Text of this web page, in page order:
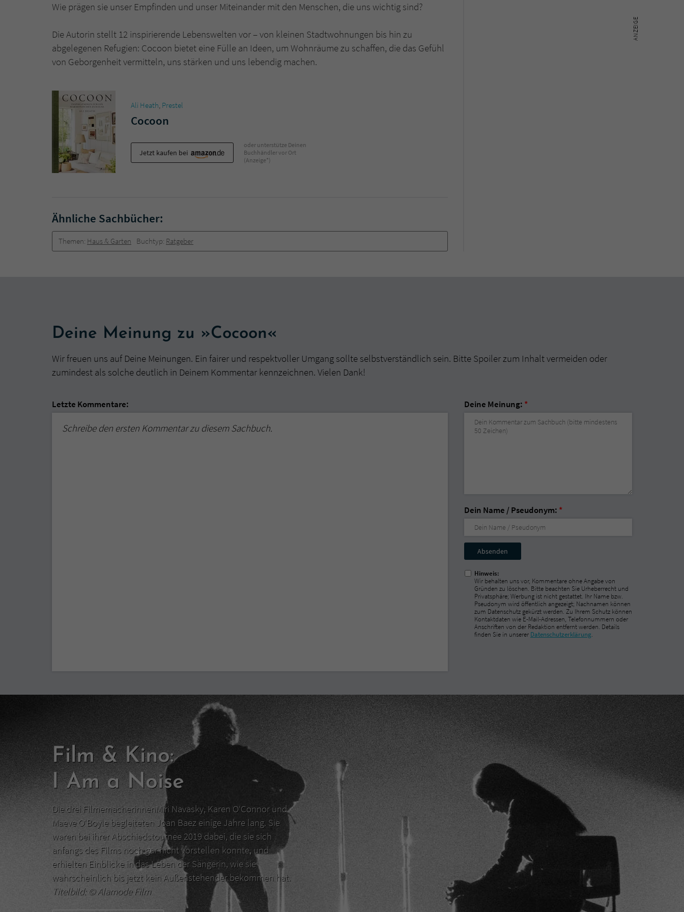
Wie prägen sie unser Empfinden und unser Miteinander mit den Menschen, die uns wichtig sind?
Die Autorin stellt 12 inspirierende Lebenswelten vor – von kleinen Stadtwohnungen bis hin zu
abgelegenen Refugien: Cocoon bietet eine Fülle an Ideen, um Wohnräume zu schaffen, die das Gefühl
von Geborgenheit vermitteln, uns stärken und uns lebendig machen.
Ali Heath, Prestel
Cocoon
Jetzt kaufen bei
oder unterstütze Deinen
Buchhändler vor Ort
(Anzeige*)
Ähnliche Sachbücher:
Themen: Haus & Garten Buchtyp: Ratgeber
Deine Meinung zu »Cocoon«
Wir freuen uns auf Deine Meinungen. Ein fairer und respektvoller Umgang sollte selbstverständlich sein. Bitte Spoiler zum Inhalt vermeiden oder
zumindest als solche deutlich in Deinem Kommentar kennzeichnen. Vielen Dank!
Letzte Kommentare:
Schreibe den ersten Kommentar zu diesem Sachbuch.
Deine Meinung: *
Dein Name / Pseudonym: *
Nicht
ausfüllen!
Hinweis:
Wir behalten uns vor, Kommentare ohne Angabe von
Gründen zu löschen. Bitte beachten Sie Urheberrecht und
Privatsphäre; Werbung ist nicht gestattet. Ihr Name bzw.
Pseudonym wird öffentlich angezeigt; Nachnamen können
zum Datenschutz gekürzt werden. Zu Ihrem Schutz können
Kontaktdaten wie E-Mail-Adressen, Telefonnummern oder
Anschriften von der Redaktion entfernt werden. Details
finden Sie in unserer Datenschutzerklärung.
Film & Kino:
I Am a Noise
Die drei FilmemacherinnenMiri Navasky, Karen O‘Connor und
Maeve O‘Boyle begleiteten Joan Baez einige Jahre lang. Sie
waren bei ihrer Abschiedstournee 2019 dabei, die sie sich
anfangs des Films noch gar nicht vorstellen konnte, und
erhielten Einblicke in das Leben der Sängerin, wie sie
wahrscheinlich bis jetzt kein Außenstehender bekommen hat.
Titelbild: ©Alamode Film
Anbieter Literatur-Couch Medien GmbH & Co. KG
Anbieter Literatur-Couch Medien GmbH & Co. KG
überprüfen.